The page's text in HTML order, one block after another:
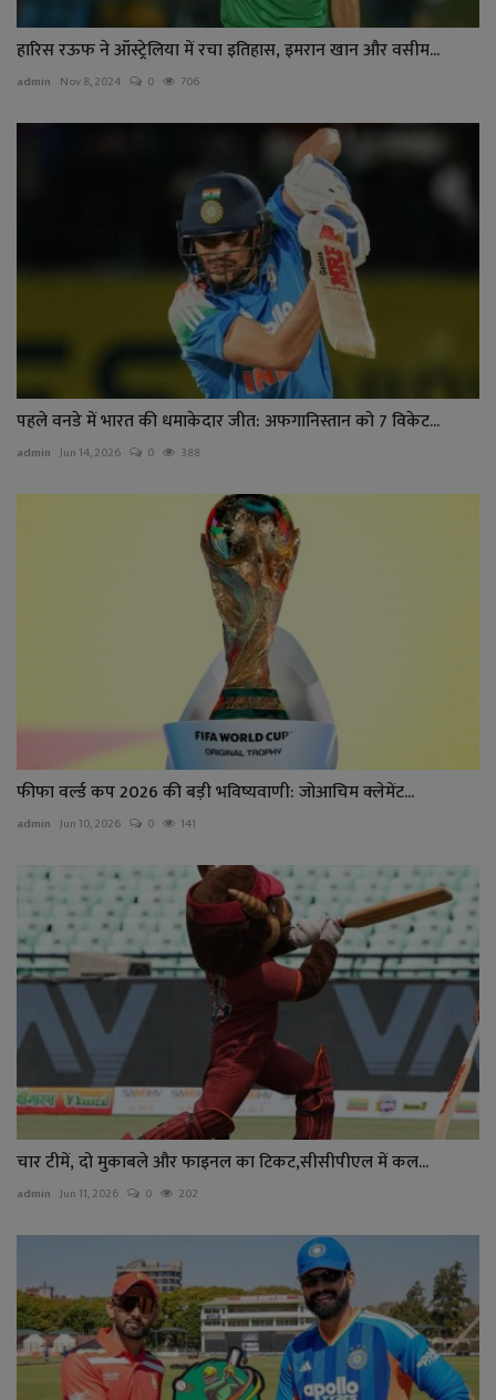
हारिस रऊफ ने ऑस्ट्रेलिया में रचा इतिहास, इमरान खान और वसीम...
admin Nov 8, 2024 0 706
पहले वनडे में भारत की धमाकेदार जीत: अफगानिस्तान को 7 विकेट...
admin Jun 14, 2026 0 388
फीफा वर्ल्ड कप 2026 की बड़ी भविष्यवाणी: जोआचिम क्लेमेंट...
admin Jun 10, 2026 0 141
चार टीमें, दो मुकाबले और फाइनल का टिकट,सीसीपीएल में कल...
admin Jun 11, 2026 0 202